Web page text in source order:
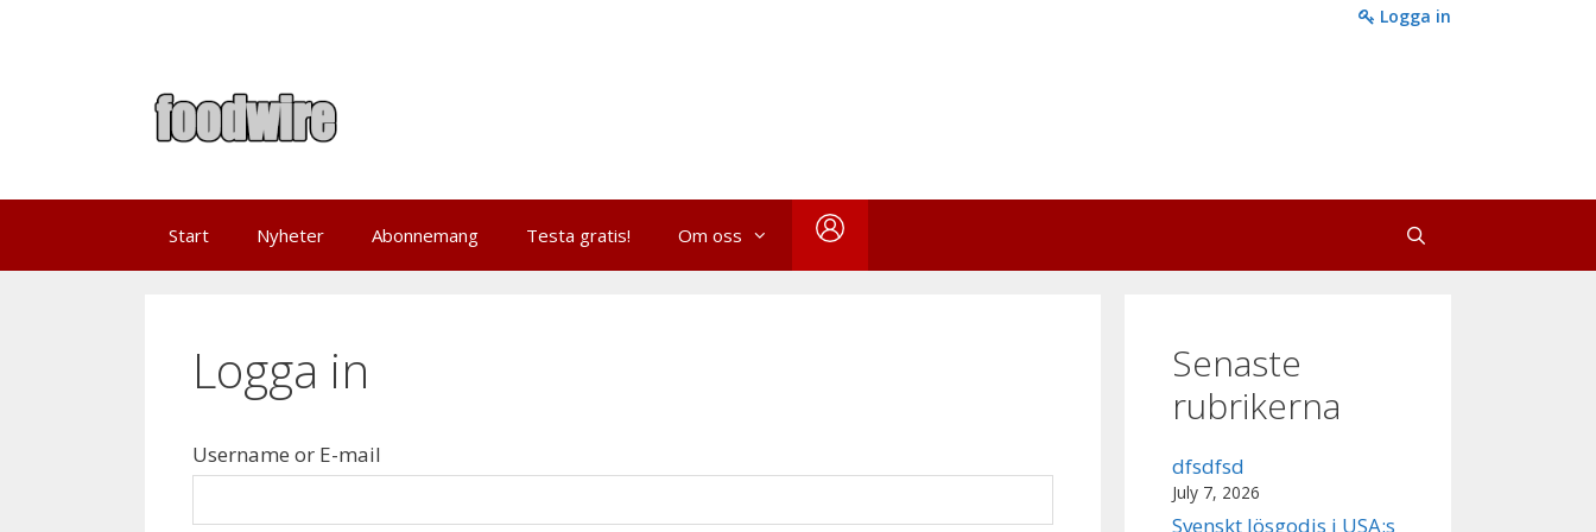
Logga in
Start Nyheter Abonnemang Testa gratis! Om oss
Logga in
Username or E-mail
Senaste
rubrikerna
dfsdfsd
July 7, 2026
Svenskt lösgodis i USA:s